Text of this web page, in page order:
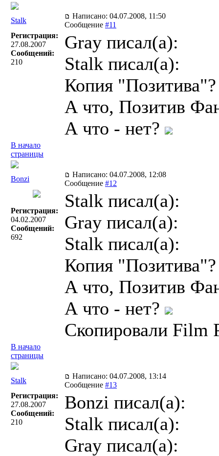
Stalk
Написано: 04.07.2008, 11:50
Сообщение #11
Регистрация:
27.08.2007
Сообщений:
210
Gray писал(a):
Stalk писал(a):
Копия "Позитива"?
А что, Позитив
А что - нет?
В начало
страницы
Bonzi
Написано: 04.07.2008, 12:08
Сообщение #12
Регистрация:
04.02.2007
Сообщений:
692
Stalk писал(a):
Gray писал(a):
Stalk писал(a):
Копия "Позитива"?
А что, Позитив
А что - нет?
Скопировали Film
В начало
страницы
Stalk
Написано: 04.07.2008, 13:14
Сообщение #13
Регистрация:
27.08.2007
Сообщений:
210
Bonzi писал(a):
Stalk писал(a):
Gray писал(a):